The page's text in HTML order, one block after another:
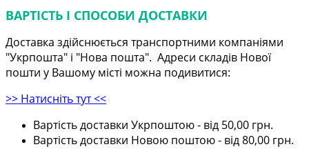
ВАРТІСТЬ І СПОСОБИ ДОСТАВКИ
Доставка здійснюється транспортними компаніями
"Укрпошта" і "Нова пошта". Адреси складів Нової
пошти у Вашому місті можна подивитися:
>> Натисніть тут <<
Вартість доставки Укрпоштою - від 50,00 грн.
Вартість доставки Новою поштою - від 80,00 грн.